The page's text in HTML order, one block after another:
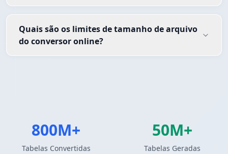
Quais são os limites de tamanho de arquivo
do conversor online?
800M+
Tabelas Convertidas
50M+
Tabelas Geradas